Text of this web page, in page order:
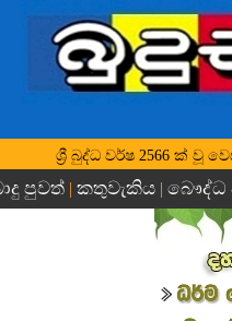
ශ්‍රී බුද්ධ වර්ෂ 2566 ක් වූ
පුවත් | කතුවැකිය | බෞද්ධ